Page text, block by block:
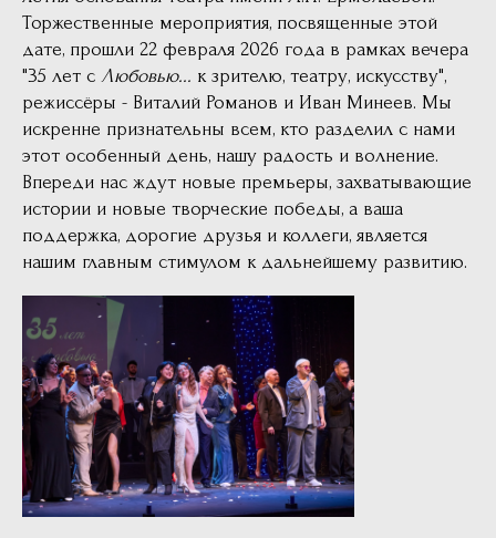
Торжественные мероприятия, посвященные этой
дате, прошли 22 февраля 2026 года в рамках вечера
"35 лет с Любовью... к зрителю, театру, искусству",
режиссёры - Виталий Романов и Иван Минеев. Мы
искренне признательны всем, кто разделил с нами
этот особенный день, нашу радость и волнение.
Впереди нас ждут новые премьеры, захватывающие
истории и новые творческие победы, а ваша
поддержка, дорогие друзья и коллеги, является
нашим главным стимулом к дальнейшему развитию.